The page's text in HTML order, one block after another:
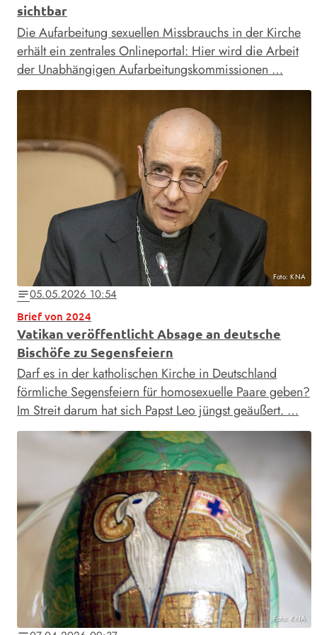
sichtbar
Die Aufarbeitung sexuellen Missbrauchs in der Kirche
erhält ein zentrales Onlineportal: Hier wird die Arbeit
der Unabhängigen Aufarbeitungskommissionen …
Foto: KNA
notes05.05.2026 10:54
Brief von 2024
Vatikan veröffentlicht Absage an deutsche
Bischöfe zu Segensfeiern
Darf es in der katholischen Kirche in Deutschland
förmliche Segensfeiern für homosexuelle Paare geben?
Im Streit darum hat sich Papst Leo jüngst geäußert. …
Foto: KNA